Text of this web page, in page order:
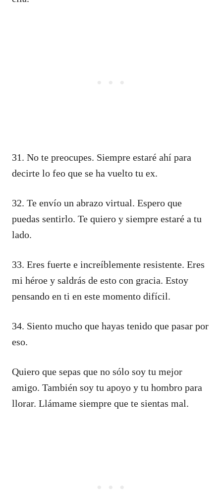
31. No te preocupes. Siempre estaré ahí para
decirte lo feo que se ha vuelto tu ex.
32. Te envío un abrazo virtual. Espero que
puedas sentirlo. Te quiero y siempre estaré a tu
lado.
33. Eres fuerte e increíblemente resistente. Eres
mi héroe y saldrás de esto con gracia. Estoy
pensando en ti en este momento difícil.
34. Siento mucho que hayas tenido que pasar por
eso.
Quiero que sepas que no sólo soy tu mejor
amigo. También soy tu apoyo y tu hombro para
llorar. Llámame siempre que te sientas mal.